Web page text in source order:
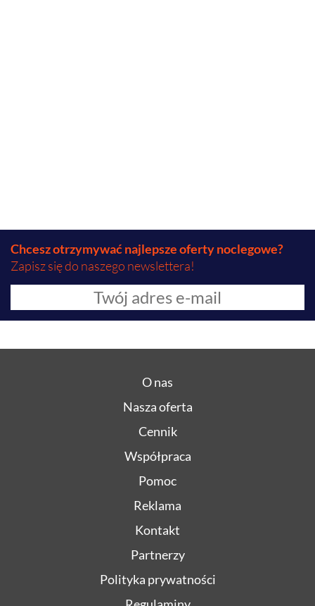
Chcesz otrzymywać najlepsze oferty noclegowe?
Zapisz się do naszego newslettera!
O nas
Nasza oferta
Cennik
Współpraca
Pomoc
Reklama
Kontakt
Partnerzy
Polityka prywatności